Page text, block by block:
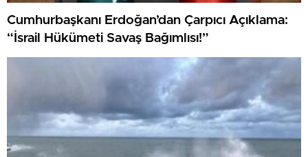
Cumhurbaşkanı Erdoğan’dan Çarpıcı Açıklama:
“İsrail Hükümeti Savaş Bağımlısı!”